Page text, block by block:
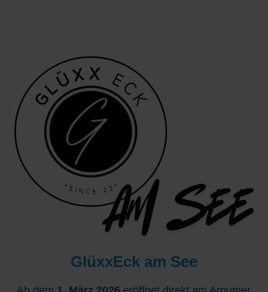
GlüxxEck am See